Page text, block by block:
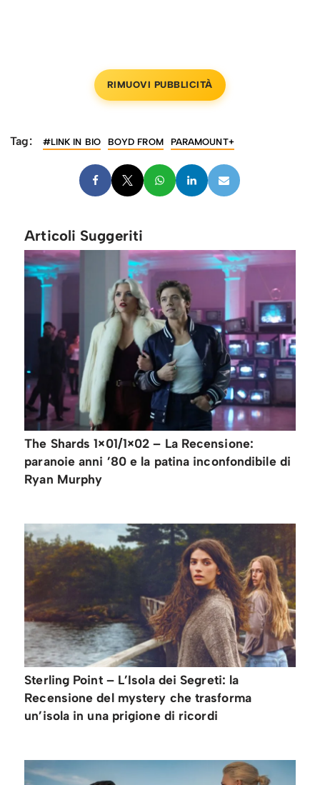
RIMUOVI PUBBLICITÀ
Tag: #LINK IN BIO BOYD FROM PARAMOUNT+
Articoli Suggeriti
The Shards 1×01/1×02 – La Recensione:
paranoie anni ’80 e la patina inconfondibile di
Ryan Murphy
Sterling Point – L’Isola dei Segreti: la
Recensione del mystery che trasforma
un’isola in una prigione di ricordi